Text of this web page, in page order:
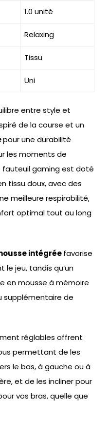
1.0 unité
Relaxing
Tissu
Uni
entre style et
de la course et un
pour une durabilité
les moments de
gaming est doté
tissu doux, avec des
meilleure respirabilité,
optimal tout au long
intégréefavorise
le jeu, tandis qu’un
en mousse à mémoire
supplémentaire de
réglables offrent
permettant de les
le bas, à gauche ou à
et de les incliner pour
vos bras, quelle que